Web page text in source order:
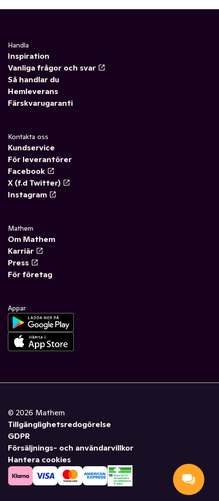
Handla
Inspiration
Vanliga frågor och svar
Så handlar du
Hemleverans
Färskvarugaranti
Kontakta oss
Kundservice
För leverantörer
Facebook
X (f.d Twitter)
Instagram
Mathem
Om Mathem
Karriär
Press
För företag
Appar
© 2026 Mathem
Tillgänglighetsredogörelse
GDPR
Försäljnings- och användarvillkor
Hantera cookies